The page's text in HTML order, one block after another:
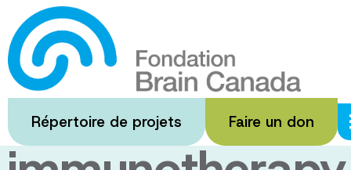
Passer
au
contenu
principal
Répertoire de projets Faire un don
Oncolytic
rhabdovirus